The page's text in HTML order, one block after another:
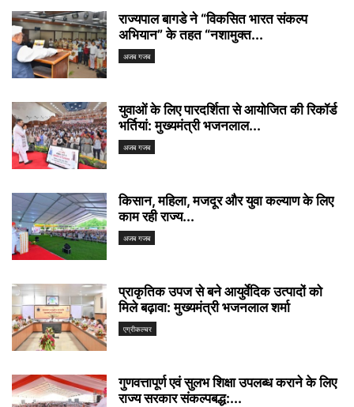
राज्यपाल बागडे ने “विकसित भारत संकल्प
अभियान” के तहत “नशामुक्त...
अजब गजब
युवाओं के लिए पारदर्शिता से आयोजित की रिकॉर्ड
भर्तियां: मुख्यमंत्री भजनलाल...
अजब गजब
किसान, महिला, मजदूर और युवा कल्याण के लिए
काम रही राज्य...
अजब गजब
प्राकृतिक उपज से बने आयुर्वेदिक उत्पादों को
मिले बढ़ावा: मुख्यमंत्री भजनलाल शर्मा
एग्रीकल्चर
गुणवत्तापूर्ण एवं सुलभ शिक्षा उपलब्ध कराने के लिए
राज्य सरकार संकल्पबद्ध:...